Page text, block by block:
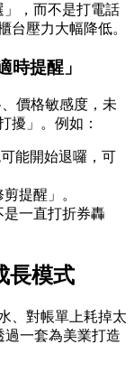
」，而不是打電話
台壓力大幅降低。
時提醒」
價格敏感度，未
擾」。例如：
能開始退囉，可
提醒」。
是一直打折券轟
長模式
、對帳單上耗掉太
一套為美業打造